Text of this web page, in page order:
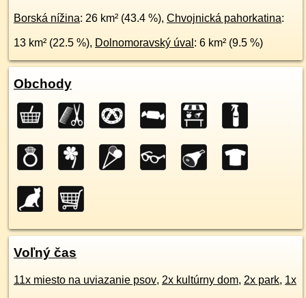
Borská nížina: 26 km² (43.4 %), Chvojnická pahorkatina:
13 km² (22.5 %), Dolnomoravský úval : 6 km² (9.5 %)
Obchody
Voľný čas
11x miesto na uviazanie psov, 2x kultúrny dom, 2x park, 1x